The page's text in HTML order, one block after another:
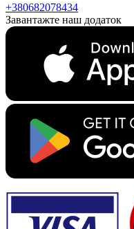
+380682078434
Завантажте наш додаток